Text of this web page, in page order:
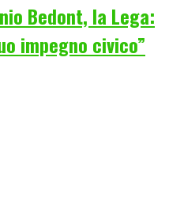
Bedont, la Lega:
impegno civico”